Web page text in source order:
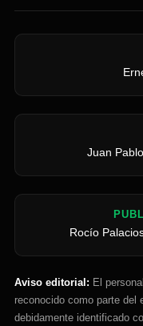
Juan
Rocío
Aviso editorial: El
reconocido como parte del
debidamente identificado